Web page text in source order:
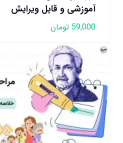
آموزشی و قابل ویرایش
59,000 تومان